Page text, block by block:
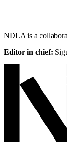
NDLA is a
Editor in chief: